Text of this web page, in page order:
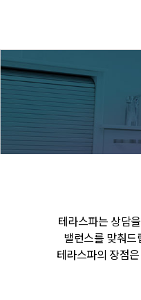
테라스파는 상담
밸런스를 맞춰
테라스파의 장점